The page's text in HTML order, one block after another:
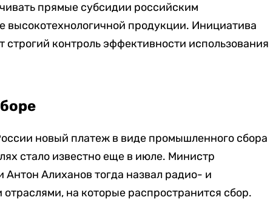
прямые субсидии российским
высокотехнологичной продукции. Инициатива
строгий контроль эффективности использования
новый платеж в виде промышленного сбора
стало известно еще в июле. Министр
Алиханов тогда назвал радио- и
на которые распространится сбор.